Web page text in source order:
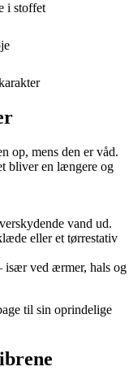
i stoffet
op, mens den er våd.
bliver en længere og
vand ud.
eller et tørrestativ
især ved ærmer, hals og
til sin oprindelige